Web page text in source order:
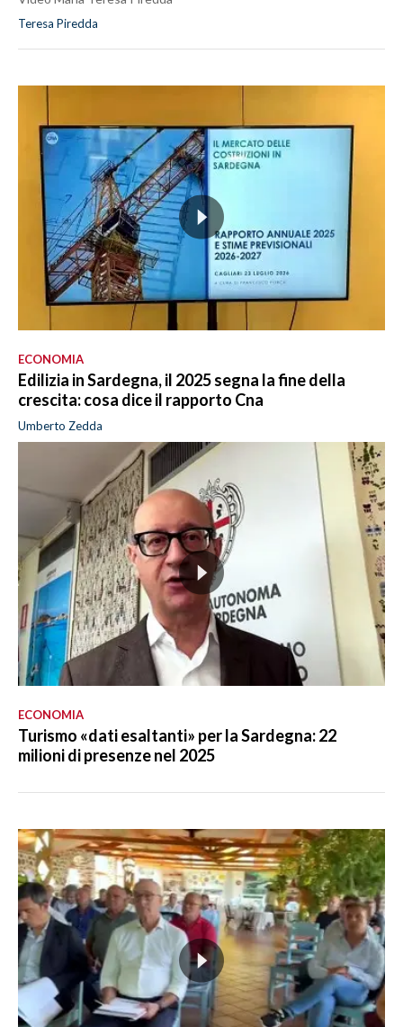
Teresa Piredda
ECONOMIA
Edilizia in Sardegna, il 2025 segna la fine della
crescita: cosa dice il rapporto Cna
Umberto Zedda
ECONOMIA
Turismo «dati esaltanti» per la Sardegna: 22
milioni di presenze nel 2025